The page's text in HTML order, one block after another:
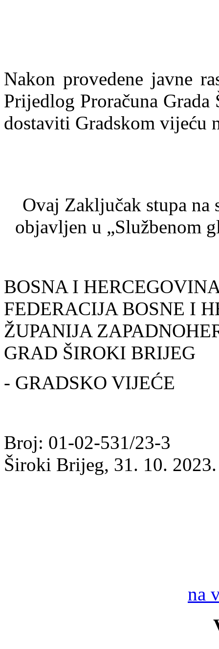
Nakon provedene javne
Prijedlog Proračuna
dostaviti Gradskom vijeću
Ovaj Zaključak stupa na
objavljen u „Službenom
BOSNA I
FEDERACIJA BOSNE I
ŽUPANIJA
GRAD ŠIROKI BRIJEG
- GRADSKO VIJEĆE
Broj: 01-02-531/23-3
Široki Brijeg, 31. 10.
na